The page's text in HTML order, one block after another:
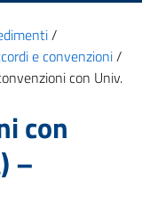
/
e convenzioni/
con Univ.
con
–